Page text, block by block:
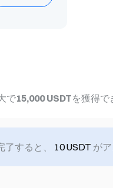
で15,000 USDTを獲得で
すると、 10 USDT が